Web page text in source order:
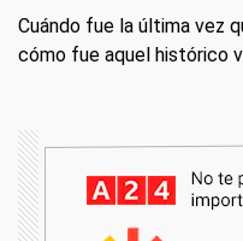
Cuándo fue la última vez
cómo fue aquel histórico